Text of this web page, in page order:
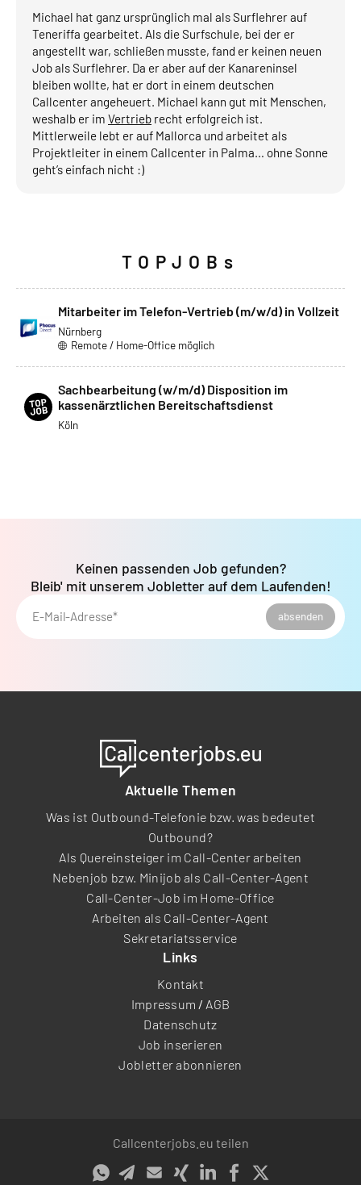
Michael hat ganz ursprünglich mal als Surflehrer auf
Teneriffa gearbeitet. Als die Surfschule, bei der er
angestellt war, schließen musste, fand er keinen neuen
Job als Surflehrer. Da er aber auf der Kanareninsel
bleiben wollte, hat er dort in einem deutschen
Callcenter angeheuert. Michael kann gut mit Menschen,
weshalb er im Vertrieb recht erfolgreich ist.
Mittlerweile lebt er auf Mallorca und arbeitet als
Projektleiter in einem Callcenter in Palma… ohne Sonne
geht’s einfach nicht :)
TOPJOBs
Mitarbeiter im Telefon-Vertrieb (m/w/d) in Vollzeit
Nürnberg
Remote / Home-Office möglich
Sachbearbeitung (w/m/d) Disposition im
kassenärztlichen Bereitschaftsdienst
Köln
E-Mail-Adresse* absenden
Keinen passenden Job gefunden?
Bleib' mit unserem Jobletter auf dem Laufenden!
Aktuelle Themen
Was ist Outbound-Telefonie bzw. was bedeutet
Outbound?
Als Quereinsteiger im Call-Center arbeiten
Nebenjob bzw. Minijob als Call-Center-Agent
Call-Center-Job im Home-Office
Arbeiten als Call-Center-Agent
Sekretariatsservice
Links
Kontakt
Impressum / AGB
Datenschutz
Job inserieren
Jobletter abonnieren
Callcenterjobs.eu teilen